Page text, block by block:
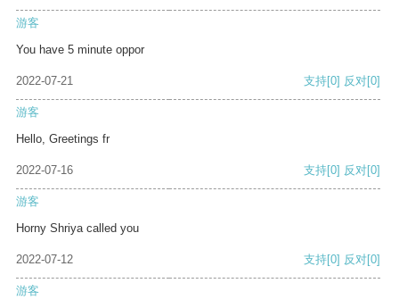
游客
You have 5 minute oppor
2022-07-21 支持[0] 反对[0]
游客
Hello, Greetings fr
2022-07-16 支持[0] 反对[0]
游客
Horny Shriya called you
2022-07-12 支持[0] 反对[0]
游客